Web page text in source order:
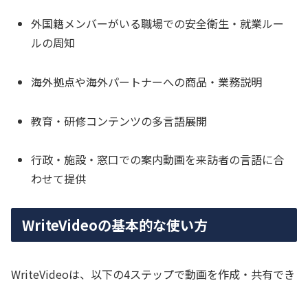
外国籍メンバーがいる職場での安全衛生・就業ルー
ルの周知
海外拠点や海外パートナーへの商品・業務説明
教育・研修コンテンツの多言語展開
行政・施設・窓口での案内動画を来訪者の言語に合
わせて提供
WriteVideoの基本的な使い方
WriteVideoは、以下の4ステップで動画を作成・共有でき